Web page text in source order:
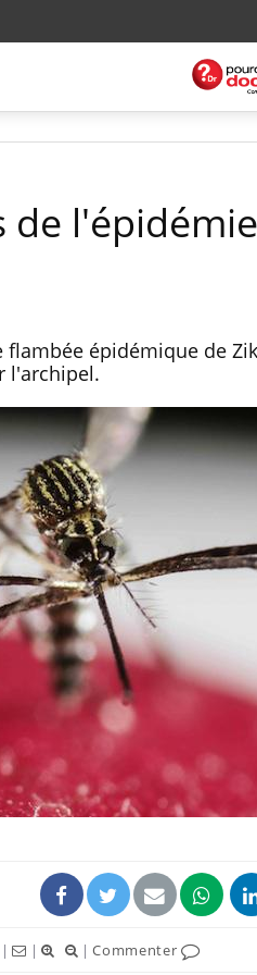
de
épidémique de
l'archipel.
| | |Commenter
Allergies alimentaires :
une nouvelle arme
les réactions sévères
Comment gérer le
sommeil des enfants
vacances ?
Bilan prévention : ce
les kinés pourront